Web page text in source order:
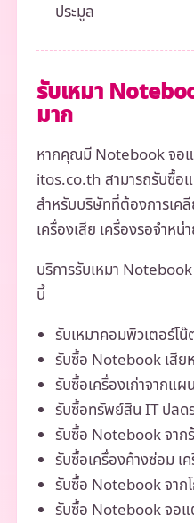
ประมูล
รับเหมา
มาก
หากคุณมี Notebook จอ
itos.co.th สามารถรับซื้อแ
สำหรับบริษัทที่ต้องการเค
เครื่องเสีย เครื่องรอจำหน่
บริการรับเหมา
นี้
รับเหมาคอมพิวเตอร์โ
รับซื้อ Notebook เสีย
รับซื้อเครื่องเก่าจากแผ
รับซื้อทรัพย์สิน IT ปลด
รับซื้อ Notebook จาก
รับซื้อเครื่องค้างซ่อม เ
รับซื้อ Notebook จาก
รับซื้อ Notebook จอ